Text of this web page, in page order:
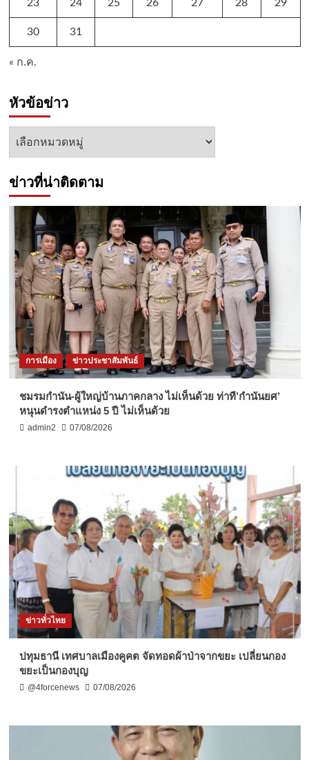
23 24 25 26 27 28 29
30 31
« ก.ค.
หัวข้อข่าว
หัวข้อ
ข่าวที่น่าติดตาม
การเมือง ข่าวประชาสัมพันธ์
ชมรมกำนัน-ผู้ใหญ่บ้านภาคกลาง ไม่เห็นด้วย ท่าที’กำนันยศ’
หนุนดำรงตำแหน่ง 5 ปี ไม่เห็นด้วย
admin2 07/08/2026
ข่าวทั่วไทย
ปทุมธานี เทศบาลเมืองคูคต จัดทอดผ้าป่าจากขยะ เปลี่ยนกอง
ขยะเป็นกองบุญ
@4forcenews 07/08/2026